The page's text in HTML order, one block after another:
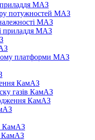
приладдя МАЗ
потужностей МАЗ
МАЗ
приладдя МАЗ
платформи МАЗ
КамАЗ
газів КамАЗ
КамАЗ
КамАЗ
КамАЗ